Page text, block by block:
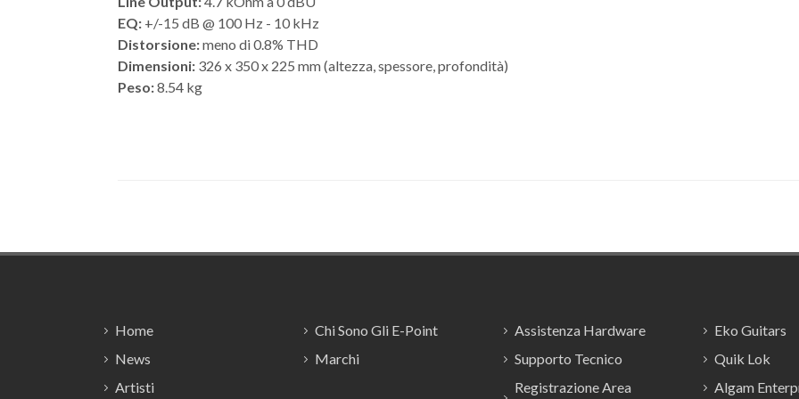
EQ: +/-15 dB @ 100 Hz - 10 kHz
Distorsione:meno di 0.8% THD
Dimensioni: 326 x 350 x 225 mm (altezza, spessore, profondità)
Peso:8.54 kg
Home
News
Artisti
Chi Sono Gli E-Point
Marchi
Assistenza Hardware
Supporto Tecnico
Registrazione Area
Eko Guitars
Quik Lok
Algam